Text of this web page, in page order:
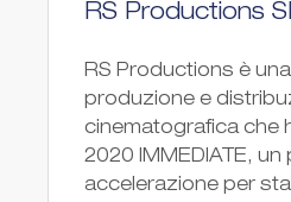
RS Productions
RS Productions è
produzione e
cinematografica che
2020 IMMEDIATE,
accelerazione per